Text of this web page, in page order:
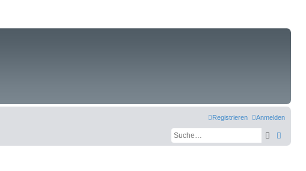
Anmelden
Registrieren
Suche